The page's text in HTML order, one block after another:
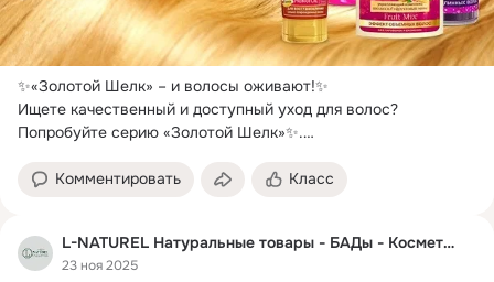
✨«Золотой Шелк» – и волосы оживают!✨
Ищете качественный и доступный уход для волос?
Попробуйте серию «Золотой Шелк»✨.
Комментировать
Класс
L-NATUREL Натуральные товары - БАДы - Косметика
23 ноя 2025